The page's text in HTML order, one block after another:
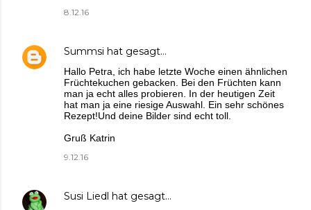
8.12.16
Summsi hat gesagt…
Hallo Petra, ich habe letzte Woche einen ähnlichen
Früchtekuchen gebacken. Bei den Früchten kann
man ja echt alles probieren. In der heutigen Zeit
hat man ja eine riesige Auswahl. Ein sehr schönes
Rezept!Und deine Bilder sind echt toll.
Gruß Katrin
9.12.16
Susi Liedl hat gesagt…